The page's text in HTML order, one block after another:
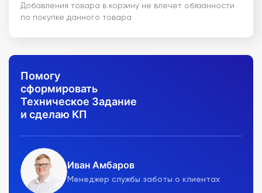
Добавления товара в корзину не влечет обязанности
по покупке данного товара
Помогу
сформировать
Техническое Задание
и сделаю КП
Иван Амбаров
Менеджер службы заботы о клиентах